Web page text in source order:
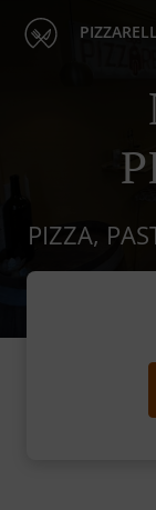
PIZZA,